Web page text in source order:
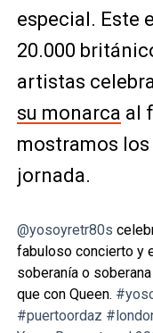
especial. Este
20.000
artistas
su monarca al
mostramos
jornada.
@yosoyretr80s
fabuloso concierto y
soberanía o
que con Queen.
#puertoordaz